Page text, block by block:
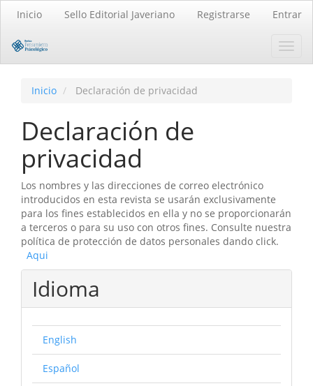
principal
principal
Barra
Inicio Sello Editorial Javeriano Registrarse Entrar
Inicio Declaración de privacidad
Declaración de
privacidad
Los nombres y las direcciones de correo electrónico
introducidos en esta revista se usarán exclusivamente
para los fines establecidos en ella y no se proporcionarán
a terceros o para su uso con otros fines. Consulte nuestra
política de protección de datos personales dando click.
Aqui
Idioma
English
Español